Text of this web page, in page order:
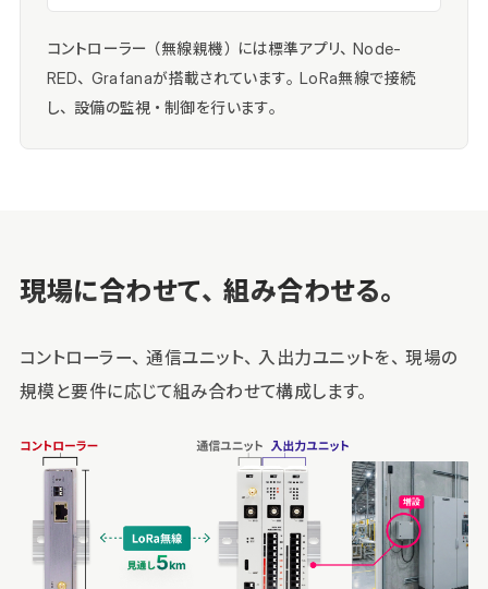
コントローラー（無線親機）には標準アプリ、Node-
RED、Grafanaが搭載されています。LoRa無線で接続
し、設備の監視・制御を行います。
現場に合わせて、組み合わせる。
コントローラー、通信ユニット、入出力ユニットを、現場の
規模と要件に応じて組み合わせて構成します。